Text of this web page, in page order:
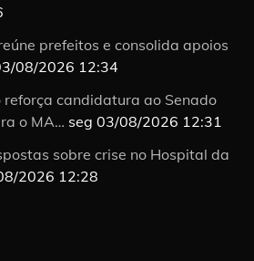
prefeitos e consolida apoios
08/2026 12:34
reforça candidatura ao Senado
o MA… seg 03/08/2026 12:31
sobre crise no Hospital da
2026 12:28